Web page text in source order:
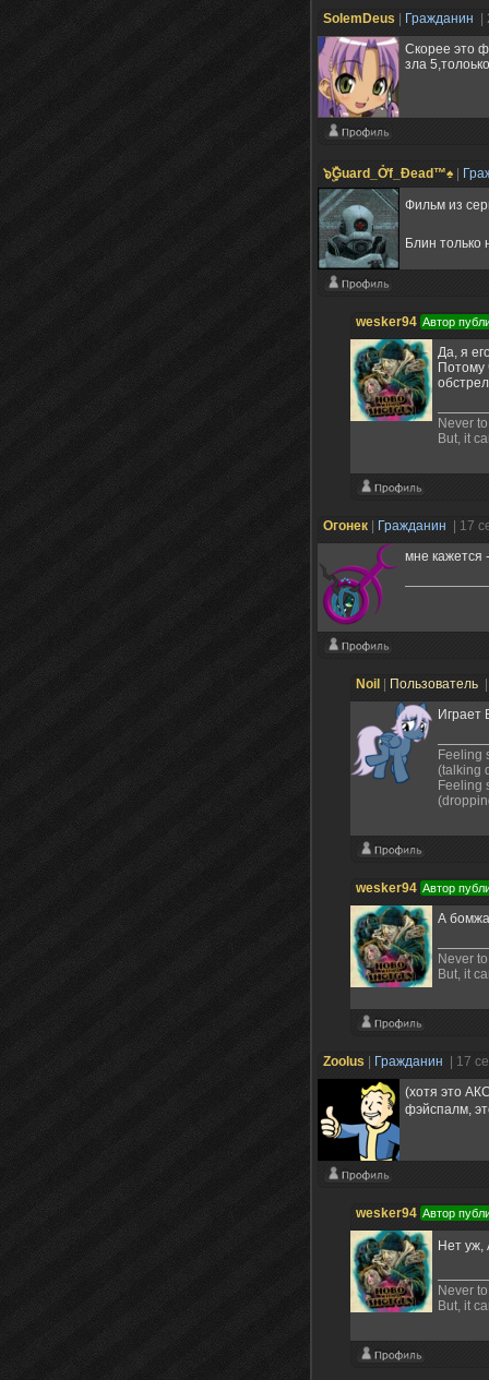
SolemDeus Гражданин
Скорее это
зла
๖ۣۜĢuard_Ởf_Ðead™♠
Фильм из
Блин только
wesker94 Автор
Да, я
Потому
Never
But, it
Огонек Гражданин
| 17
мне
Noil Пользователь
Играет
Feeling
(talking
Feeling
wesker94 Автор
А бомжа
Never
But, it
Zoolus Гражданин
| 17
(хотя это
фэйспалм,
wesker94 Автор
Нет уж,
Never
But, it